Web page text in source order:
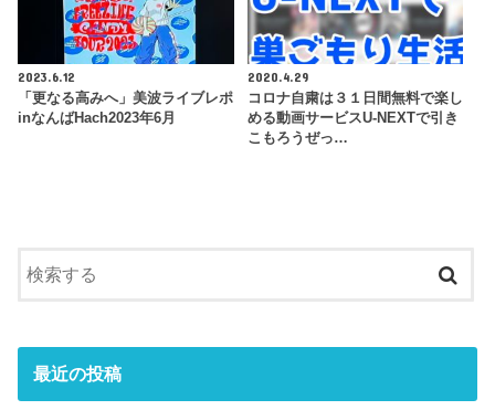
2023.6.12
「更なる高みへ」美波ライブレポ
inなんばHach2023年6月
2020.4.29
コロナ自粛は３１日間無料で楽し
める動画サービスU-NEXTで引き
こもろうぜっ…
最近の投稿